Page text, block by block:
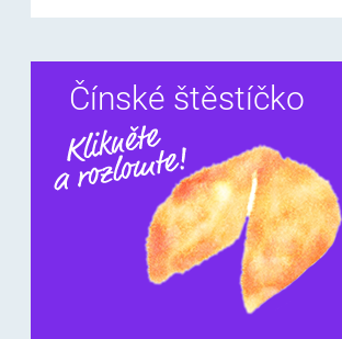
Čínské štěstíčko
Sdílet